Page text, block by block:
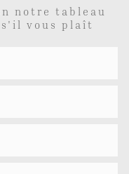
notre tableau
vous plaît